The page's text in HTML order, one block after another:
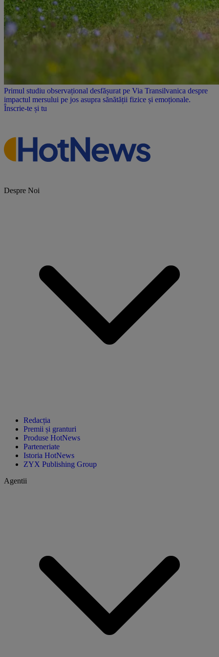
Primul studiu observațional desfășurat pe Via Transilvanica despre
impactul mersului pe jos asupra sănătății fizice și emoționale.
Înscrie-te și tu
Despre Noi
Redacția
Premii și granturi
Produse HotNews
Parteneriate
Istoria HotNews
ZYX Publishing Group
Agentii